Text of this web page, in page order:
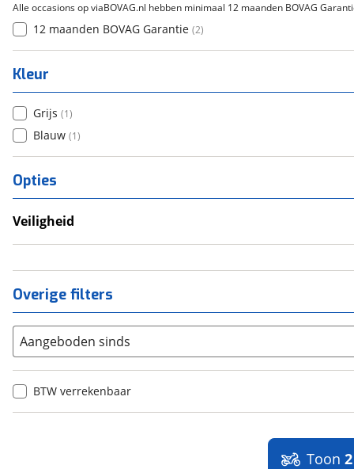
Alle occasions op viaBOVAG.nl hebben minimaal 12 maanden BOVAG
12 maanden BOVAG Garantie (2)
Kleur
Grijs (1)
Blauw (1)
Opties
Veiligheid
Anti Blokkeer Systeem (ABS)
Overige filters
Aangeboden sinds
BTW verrekenbaar
Toon 2